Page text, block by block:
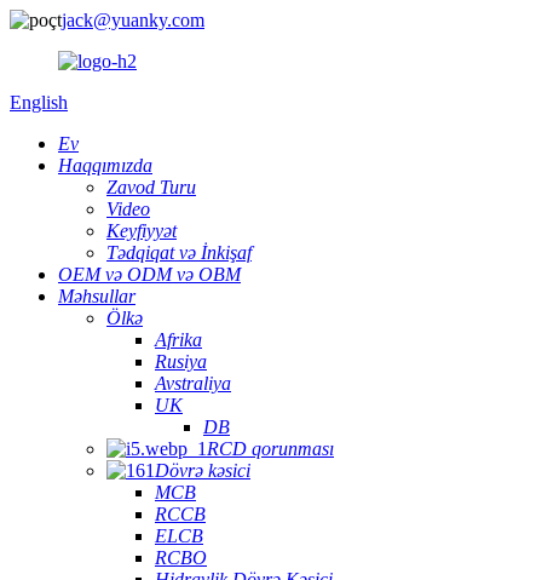
jack@yuanky.com
English
Ev
Haqqımızda
Zavod Turu
Video
Keyfiyyət
Tədqiqat və İnkişaf
OEM və ODM və OBM
Məhsullar
Ölkə
Afrika
Rusiya
Avstraliya
UK
DB
RCD qorunması
Dövrə kəsici
MCB
RCCB
ELCB
RCBO